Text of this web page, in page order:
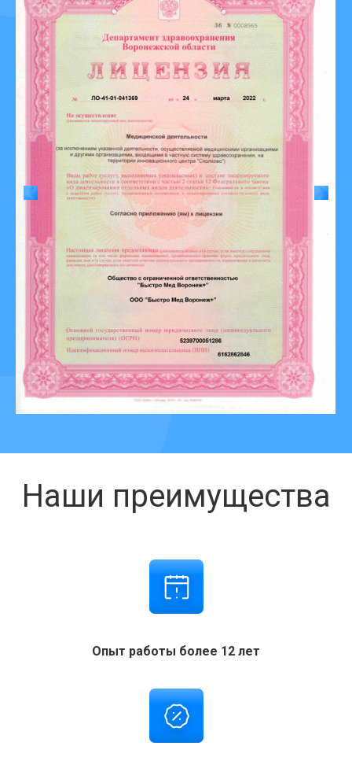
Наши преимущества
Опыт работы более 12 лет